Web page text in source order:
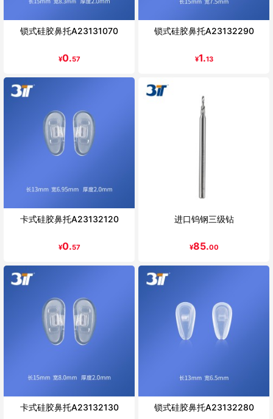
锁式硅胶鼻托A23131070
¥0.57
锁式硅胶鼻托A23132290
¥1.13
卡式硅胶鼻托A23132120
¥0.57
进口钨钢三级钻
¥85.00
卡式硅胶鼻托A23132130 锁式硅胶鼻托A23132280